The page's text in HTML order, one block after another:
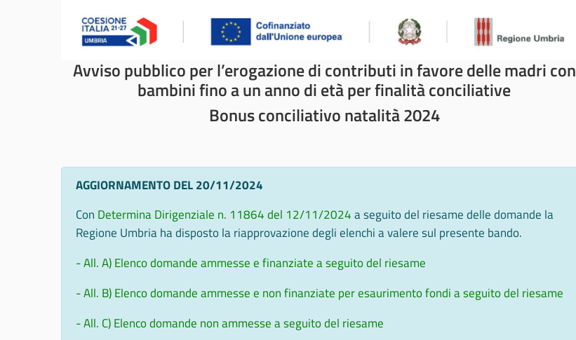
Avviso pubblico per l’erogazione di contributi in favore delle madri con
bambini fino a un anno di età per finalità conciliative
Bonus conciliativo natalità 2024
AGGIORNAMENTO DEL 20/11/2024
Con Determina Dirigenziale n. 11864 del 12/11/2024a seguito del riesame delle domande la
Regione Umbria ha disposto la riapprovazione degli elenchi a valere sul presente bando.
- All. A) Elenco domande ammesse e finanziate a seguito del riesame
- All. B) Elenco domande ammesse e non finanziate per esaurimento fondi a seguito del riesame
- All. C) Elenco domande non ammesse a seguito del riesame